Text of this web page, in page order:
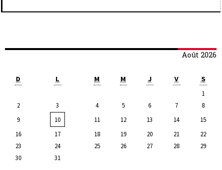
Août 2026
D L M M J V S
1
2
3 4 5 6 7
8
9
10 11 12 13 14
15
16
17 18 19 20 21
22
23
24 25 26 27 28
29
30
31